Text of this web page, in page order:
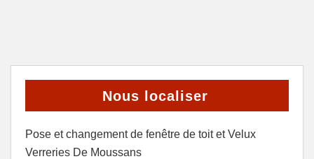
Nous localiser
Pose et changement de fenêtre de toit et Velux
Verreries De Moussans